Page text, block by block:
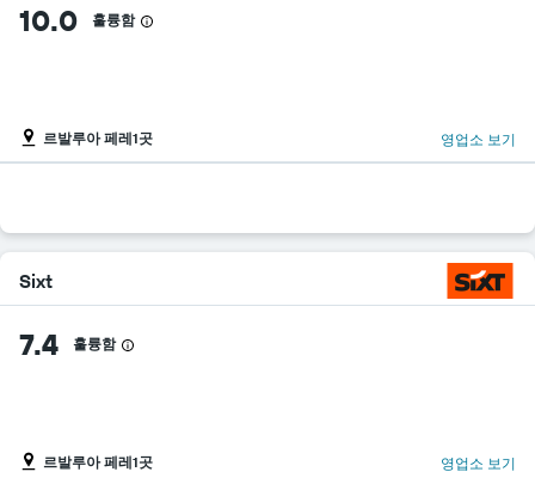
10.0 훌륭함
르발루아 페레1곳 영업소 보기
Sixt
7.4 훌륭함
르발루아 페레1곳 영업소 보기